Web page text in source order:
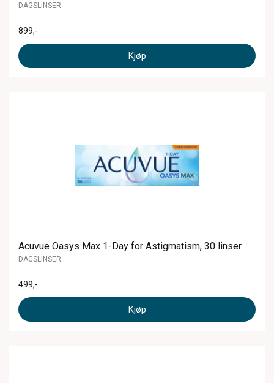
DAGSLINSER
899,-
Kjøp
Acuvue Oasys Max 1-Day for Astigmatism, 30 linser
DAGSLINSER
499,-
Kjøp